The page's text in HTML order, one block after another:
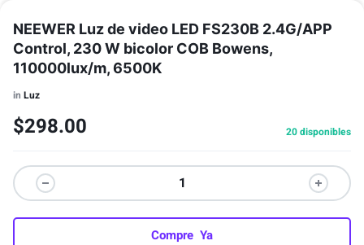
NEEWER Luz de video LED FS230B 2.4G/APP
Control, 230 W bicolor COB Bowens,
110000lux/m, 6500K
in Luz
$298.00 20 disponibles
Compre Ya